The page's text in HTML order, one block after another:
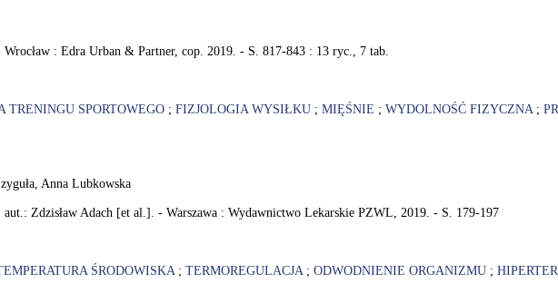
: Edra Urban & Partner, cop. 2019. - S. 817-843 : 13 ryc., 7 tab.
TRENINGU SPORTOWEGO ; FIZJOLOGIA WYSIŁKU ; MIĘŚNIE ; WYDOLNOŚĆ FIZYCZNA;
Anna Lubkowska
Zdzisław Adach [et al.]. - Warszawa : Wydawnictwo Lekarskie PZWL, 2019. - S. 179-197
ŚRODOWISKA; TERMOREGULACJA; ODWODNIENIE ORGANIZMU ;